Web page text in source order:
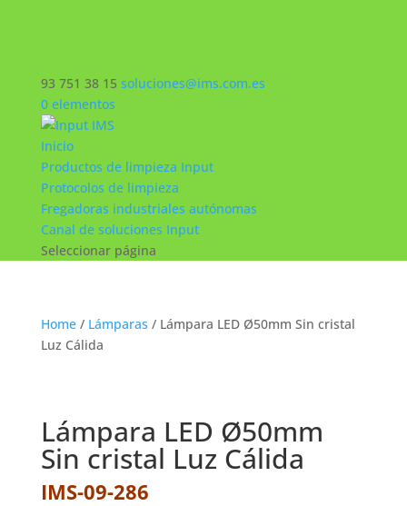
93 751 38 15 soluciones@ims.com.es
0 elementos
Inicio
Productos de limpieza Input
Protocolos de limpieza
Fregadoras industriales autónomas
Canal de soluciones Input
Seleccionar página
Home/ Lámparas / Lámpara LED Ø50mm Sin cristal
Luz Cálida
Lámpara LED Ø50mm
Sin cristal Luz Cálida
IMS-09-286